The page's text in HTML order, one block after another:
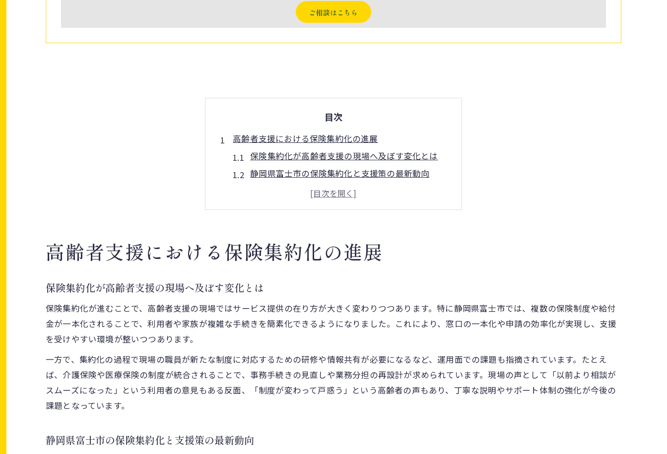
ご相談はこちら
目次
高齢者支援における保険集約化の進展
保険集約化が高齢者支援の現場へ及ぼす変化とは
静岡県富士市の保険集約化と支援策の最新動向
保険制度の集約化がもたらす福祉サービスの質向上
高齢者の生活を守る保険集約化の具体的メリット
福祉給付を変える静岡県富士市の取り組み
保険集約化により福祉給付はどう進化するのか
保険集約化が給付金受給者にもたらす安心感
福祉給付の持続可能性を高める保険集約化の役割
保険と福祉給付の連携強化が描く新しい支援像
保険集約化が家計や生活設計へ与える主な変化
静岡県富士市の住民が感じる保険集約化の影響
高齢者支援における保険集約化の進展
保険集約化が高齢者支援の現場へ及ぼす変化とは
保険集約化が進むことで、高齢者支援の現場ではサービス提供の在り方が大きく変わりつつあります。特に静岡県富士市では、複数の保険制度や給付
金が一本化されることで、利用者や家族が複雑な手続きを簡素化できるようになりました。これにより、窓口の一本化や申請の効率化が実現し、支援
を受けやすい環境が整いつつあります。
一方で、集約化の過程で現場の職員が新たな制度に対応するための研修や情報共有が必要になるなど、運用面での課題も指摘されています。たとえ
ば、介護保険や医療保険の制度が統合されることで、事務手続きの見直しや業務分担の再設計が求められています。現場の声として「以前より相談が
スムーズになった」という利用者の意見もある反面、「制度が変わって戸惑う」という高齢者の声もあり、丁寧な説明やサポート体制の強化が今後の
課題となっています。
静岡県富士市の保険集約化と支援策の最新動向